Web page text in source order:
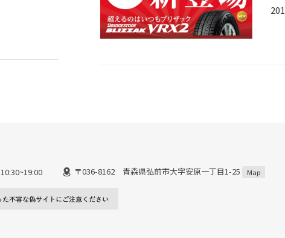
10:30~19:00 〒036-8162 青森県弘前市大字安原一丁目1-25 Map